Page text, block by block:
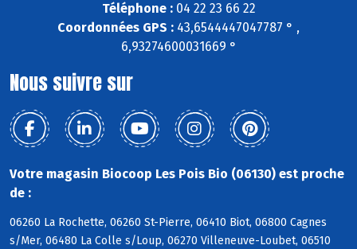
Téléphone :04 22 23 66 22
Coordonnées GPS : 43,6544447047787 ° ,
6,93274600031669 °
Nous suivre sur
Votre magasin Biocoop Les Pois Bio (06130) est proche
de :
06260 La Rochette, 06260 St-Pierre, 06410 Biot, 06800 Cagnes
s/Mer, 06480 La Colle s/Loup, 06270 Villeneuve-Loubet, 06510